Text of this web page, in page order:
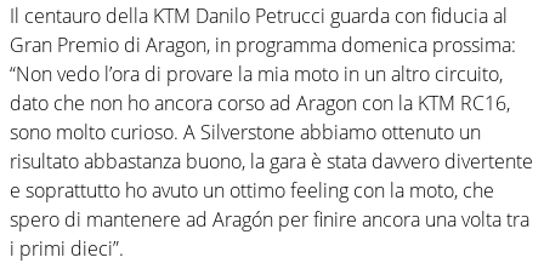
Il centauro della KTM Danilo Petrucci guarda con fiducia al
Gran Premio di Aragon, in programma domenica prossima:
“Non vedo l’ora di provare la mia moto in un altro circuito,
dato che non ho ancora corso ad Aragon con la KTM RC16,
sono molto curioso. A Silverstone abbiamo ottenuto un
risultato abbastanza buono, la gara è stata davvero divertente
e soprattutto ho avuto un ottimo feeling con la moto, che
spero di mantenere ad Aragón per finire ancora una volta tra
i primi dieci”.